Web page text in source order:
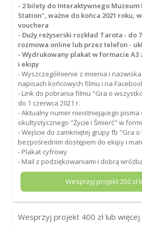
- 2 bilety do Interaktywnego
Station", ważne do końca 2021 roku,
vouchera
- Duży reżyserski rozkład Tarota - do
rozmowa online lub przez telefon -
- Wydrukowany plakat w formacie
i ekipy
- Wyszczególnienie z imienia i
napisach końcowych filmu i na
- Link do pobrania filmu "Gra o
do 1 czerwca 2021 r.
- Aktualny numer nieistniejącego
okultystycznego "Życie i Śmierć" w
- Wejście do zamkniętej grupy fb "Gra
bezpośrednim dostępem do ekipy i
- Plakat cyfrowy
- Mail z podziękowaniami i dobrą
Wesprzyj projekt250zł
Wesprzyj projekt 400 zł lub więcej